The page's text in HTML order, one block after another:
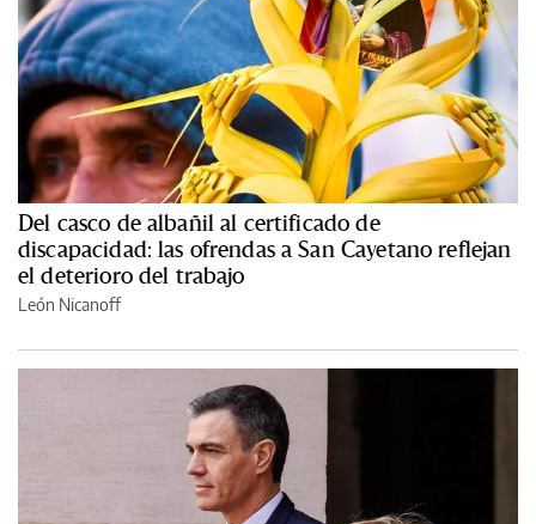
Del casco de albañil al certificado de
discapacidad: las ofrendas a San Cayetano reflejan
el deterioro del trabajo
León Nicanoff